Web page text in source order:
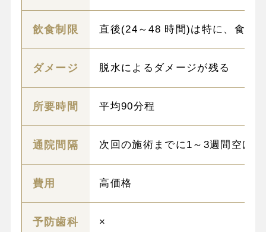
飲食制限 直後(24～48 時間)は特に、食事
ダメージ 脱水によるダメージが残る
所要時間 平均90分程
通院間隔 次回の施術までに1～3週間空け
費用 高価格
予防歯科 ×